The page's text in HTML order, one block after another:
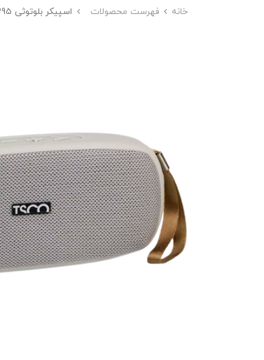
خانه فهرست محصولات اسپیکر بلوتوثی TSCO TS2395